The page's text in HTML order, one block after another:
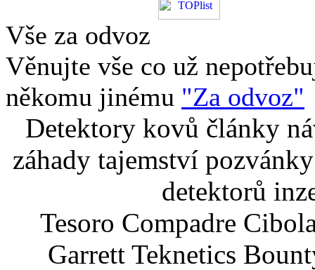
Vše za odvoz
Věnujte vše co už
někomu jinému "Za odvoz"
Detektory kovů články
záhady tajemství
detektorů
Tesoro Compadre
Garrett Teknetics